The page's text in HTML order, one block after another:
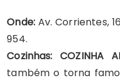
Onde: Av. Corrientes,
954.
Cozinhas: COZINHA
também o torna